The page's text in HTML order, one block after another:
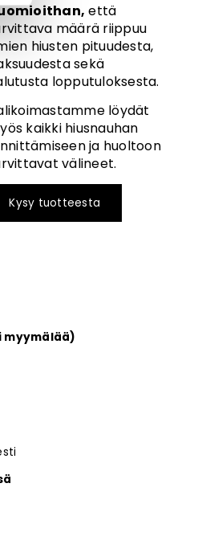
että
määrä riippuu
hiusten pituudesta,
sekä
lopputuloksesta.
löydät
kaikki hiusnauhan
ja huoltoon
välineet.
Kysy tuotteesta
myymälää)